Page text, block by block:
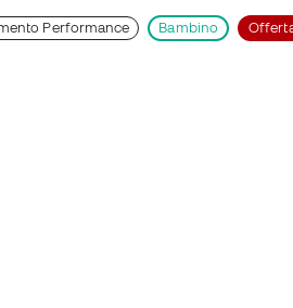
Performance Bambino